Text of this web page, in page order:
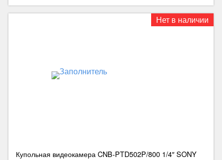
Нет в наличии
Купольная видеокамера CNB-PTD502P/800 1/4″ SONY